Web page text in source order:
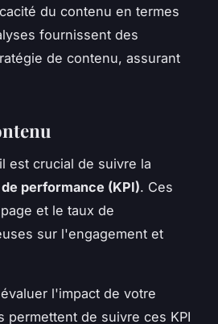
du contenu en termes
fournissent des
de contenu, assurant
est crucial de suivre la
performance (KPI). Ces
et le taux de
sur l'engagement et
l'impact de votre
permettent de suivre ces KPI